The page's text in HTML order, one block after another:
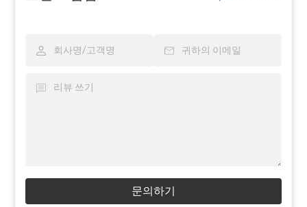
문의하기